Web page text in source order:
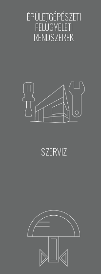
ÉPÜLETGÉPÉSZETI
FELÜGYELETI
RENDSZEREK
SZERVIZ